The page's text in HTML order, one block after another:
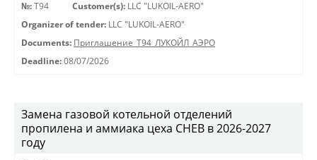
№: Т94 Customer(s): LLC "LUKOIL-AERO"
Organizer of tender: LLC "LUKOIL-AERO"
Documents: Приглашение_Т94_ЛУКОЙЛ_АЭРО
Deadline: 08/07/2026
Замена газовой котельной отделений
пропилена и аммиака цеха СНЕВ в 2026-2027
году